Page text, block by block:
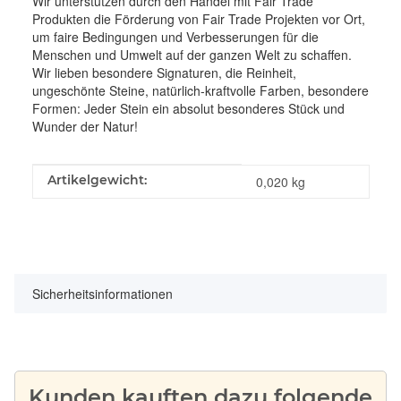
Produkten die Förderung von Fair Trade Projekten vor Ort,
um faire Bedingungen und Verbesserungen für die
Menschen und Umwelt auf der ganzen Welt zu schaffen.
Wir lieben besondere Signaturen, die Reinheit,
ungeschönte Steine, natürlich-kraftvolle Farben, besondere
Formen: Jeder Stein ein absolut besonderes Stück und
Wunder der Natur!
Produkteigenschaft
Wert
Artikelgewicht: 0,020 kg
Sicherheitsinformationen